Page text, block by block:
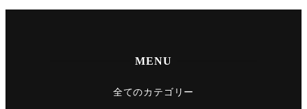
MENU
全てのカテゴリー